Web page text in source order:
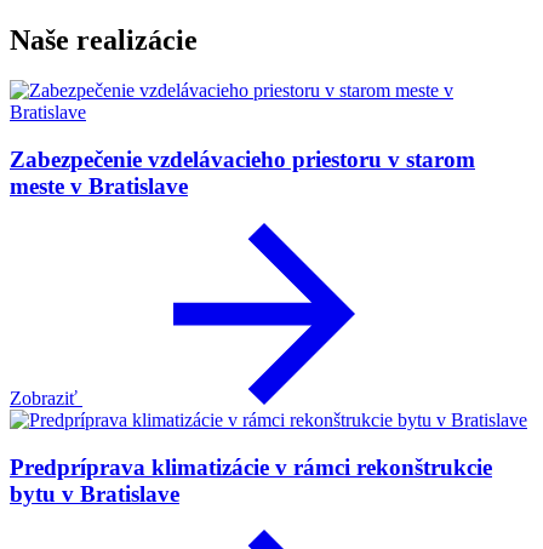
Naše realizácie
Zabezpečenie vzdelávacieho priestoru v starom
meste v Bratislave
Zobraziť
Predpríprava klimatizácie v rámci rekonštrukcie
bytu v Bratislave